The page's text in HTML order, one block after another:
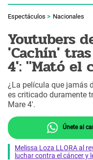
Espectáculos Nacionales
Youtubers
'Cachín'
4': "Mató el
¿La película que jamás
es criticado duramente
Mare 4'.
Únete al
Melissa Loza LLORA al
luchar contra el cáncer y